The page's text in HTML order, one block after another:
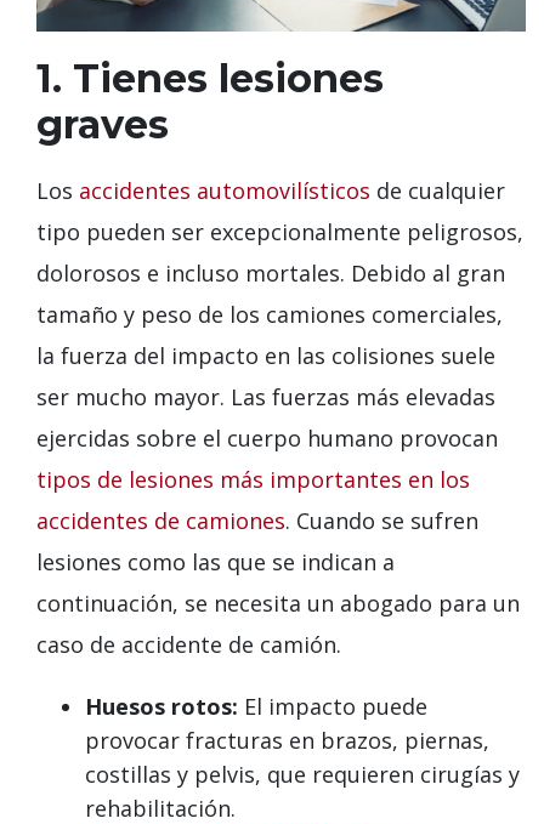
1. Tienes lesiones
graves
Los accidentes automovilísticos de cualquier
tipo pueden ser excepcionalmente peligrosos,
dolorosos e incluso mortales. Debido al gran
tamaño y peso de los camiones comerciales,
la fuerza del impacto en las colisiones suele
ser mucho mayor. Las fuerzas más elevadas
ejercidas sobre el cuerpo humano provocan
tipos de lesiones más importantes en los
accidentes de camiones. Cuando se sufren
lesiones como las que se indican a
continuación, se necesita un abogado para un
caso de accidente de camión.
Huesos rotos: El impacto puede
provocar fracturas en brazos, piernas,
costillas y pelvis, que requieren cirugías y
rehabilitación.